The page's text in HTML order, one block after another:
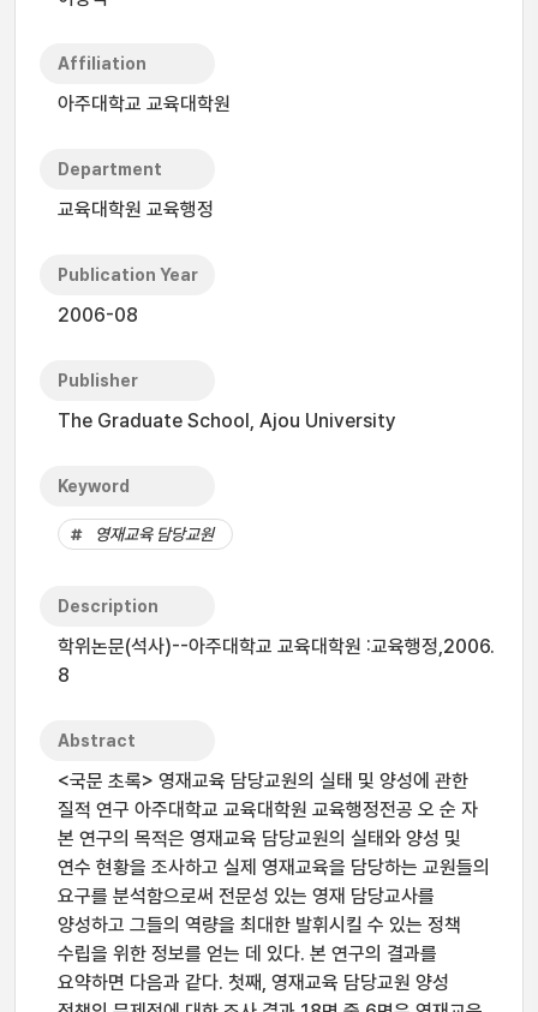
Affiliation
아주대학교 교육대학원
Department
교육대학원 교육행정
Publication Year
2006-08
Publisher
The Graduate School, Ajou University
Keyword
영재교육 담당교원
Description
학위논문(석사)--아주대학교 교육대학원 :교육행정,2006.
8
Abstract
<국문 초록> 영재교육 담당교원의 실태 및 양성에 관한
질적 연구 아주대학교 교육대학원 교육행정전공 오 순 자
본 연구의 목적은 영재교육 담당교원의 실태와 양성 및
연수 현황을 조사하고 실제 영재교육을 담당하는 교원들의
요구를 분석함으로써 전문성 있는 영재 담당교사를
양성하고 그들의 역량을 최대한 발휘시킬 수 있는 정책
수립을 위한 정보를 얻는 데 있다. 본 연구의 결과를
요약하면 다음과 같다. 첫째, 영재교육 담당교원 양성